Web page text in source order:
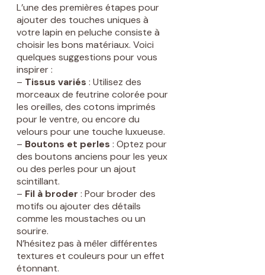
L’une des premières étapes pour
ajouter des touches uniques à
votre lapin en peluche consiste à
choisir les bons matériaux. Voici
quelques suggestions pour vous
inspirer :
– Tissus variés : Utilisez des
morceaux de feutrine colorée pour
les oreilles, des cotons imprimés
pour le ventre, ou encore du
velours pour une touche luxueuse.
– Boutons et perles : Optez pour
des boutons anciens pour les yeux
ou des perles pour un ajout
scintillant.
– Fil à broder : Pour broder des
motifs ou ajouter des détails
comme les moustaches ou un
sourire.
N’hésitez pas à mêler différentes
textures et couleurs pour un effet
étonnant.